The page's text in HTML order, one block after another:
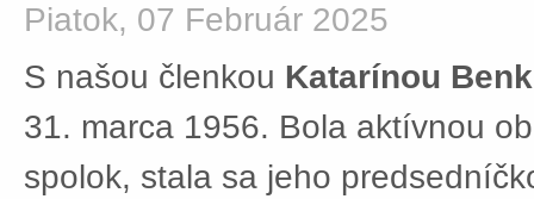
Piatok, 07 Február 2025
S našou členkou Katarínou
31. marca 1956. Bola aktívnou
spolok, stala sa jeho